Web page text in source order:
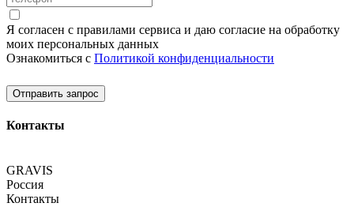
Я согласен с правилами сервиса и даю согласие на обработку
моих персональных данных
Ознакомиться с Политикой конфиденциальности
Отправить запрос
Контакты
GRAVIS
Россия
Контакты